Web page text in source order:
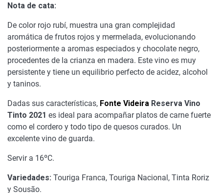
Nota de cata:
De color rojo rubí, muestra una gran complejidad
aromática de frutos rojos y mermelada, evolucionando
posteriormente a aromas especiados y chocolate negro,
procedentes de la crianza en madera. Este vino es muy
persistente y tiene un equilibrio perfecto de acidez, alcohol
y taninos.
Dadas sus características, Fonte Videira Reserva Vino
Tinto 2021 es ideal para acompañar platos de carne fuerte
como el cordero y todo tipo de quesos curados. Un
excelente vino de guarda.
Servir a 16ºC.
Variedades: Touriga Franca, Touriga Nacional, Tinta Roriz
y Sousão.